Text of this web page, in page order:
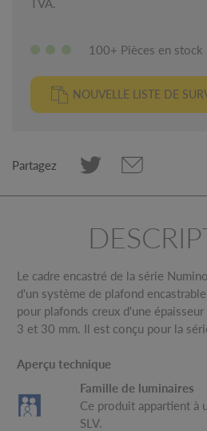
TVA.
100+ Pièces en stock
NOUVELLE LISTE DE
Partagez
Le cadre encastré de la série
d'un système de plafond
pour plafonds creux d'une
3 et 30 mm. Il est conçu pour la
Aperçu technique
Famille de luminaires
Ce produit appartient à
SLV.